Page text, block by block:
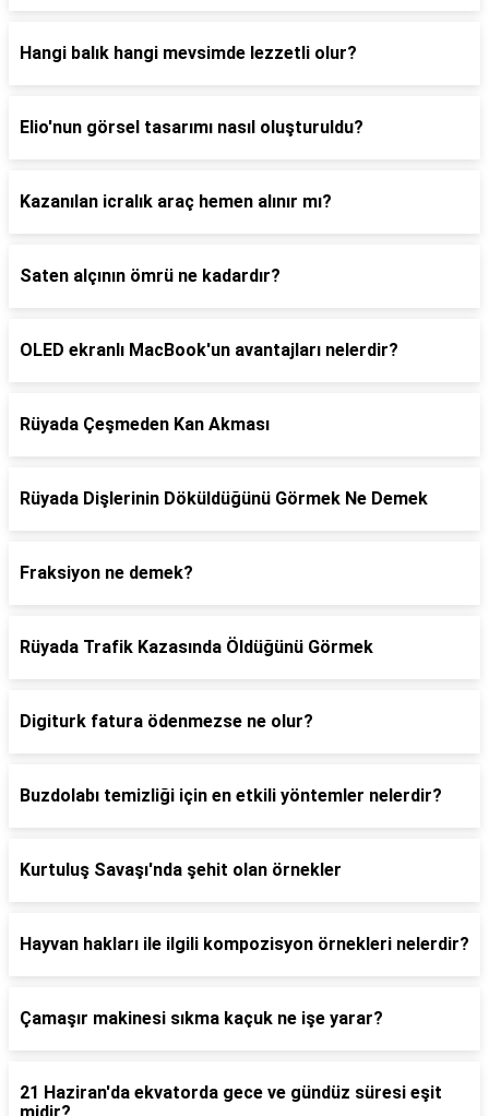
Hangi balık hangi mevsimde lezzetli olur?
Elio'nun görsel tasarımı nasıl oluşturuldu?
Kazanılan icralık araç hemen alınır mı?
Saten alçının ömrü ne kadardır?
OLED ekranlı MacBook'un avantajları nelerdir?
Rüyada Çeşmeden Kan Akması
Rüyada Dişlerinin Döküldüğünü Görmek Ne Demek
Fraksiyon ne demek?
Rüyada Trafik Kazasında Öldüğünü Görmek
Digiturk fatura ödenmezse ne olur?
Buzdolabı temizliği için en etkili yöntemler nelerdir?
Kurtuluş Savaşı'nda şehit olan örnekler
Hayvan hakları ile ilgili kompozisyon örnekleri nelerdir?
Çamaşır makinesi sıkma kaçuk ne işe yarar?
21 Haziran'da ekvatorda gece ve gündüz süresi eşit